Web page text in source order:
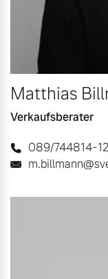
Matthias
Verkaufsberater
089/744814-12